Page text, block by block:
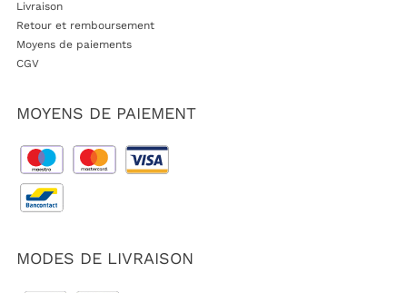
Livraison
Retour et remboursement
Moyens de paiements
CGV
MOYENS DE PAIEMENT
MODES DE LIVRAISON